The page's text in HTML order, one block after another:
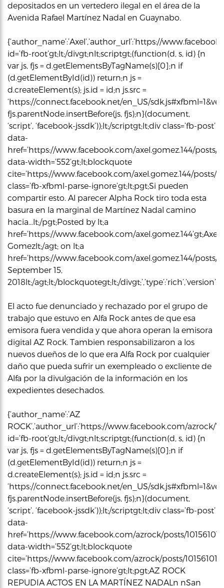
depositados en un vertedero ilegal en el área de la
Avenida Rafael Martínez Nadal en Guaynabo.
{‘author_name’:’Axel’,’author_url’:’https://
id=’fb-root’gt;lt;/divgt;nlt;scriptgt;(function(d, s, id) {n
var js, fjs = d.getElementsByTagName(s)[0];n if
(d.getElementById(id)) return;n js =
d.createElement(s); js.id = id;n js.src =
‘https://connect.facebook.net/en_US/
fjs.parentNode.insertBefore(js, fjs);n}(document,
‘script’, ‘facebook-jssdk’));lt;/scriptgt;lt;div class=’fb-post’
data-
href=’https://www.facebook.com/axel.gomez.144/posts/
data-width=’552’gt;lt;blockquote
cite=’https://www.facebook.com/axel.gomez.144/posts/
class=’fb-xfbml-parse-ignore’gt;lt;pgt;Si pueden
compartir esto. Al parecer Alpha Rock tiro toda esta
basura en la marginal de Martínez Nadal camino
hacia…lt;/pgt;Posted by lt;a
href=’https://www.facebook.com/axel.gomez.144’gt;Axel
Gomezlt;/agt; on lt;a
href=’https://www.facebook.com/axel.gomez.144/posts/
September 15,
2018lt;/agt;lt;/blockquotegt;lt;/
El acto fue denunciado y rechazado por el grupo de
trabajo que estuvo en Alfa Rock antes de que esa
emisora fuera vendida y que ahora operan la emisora
digital AZ Rock. Tambien responsabilizaron a los
nuevos dueños de lo que era Alfa Rock por cualquier
daño que pueda sufrir un exempleado o excliente de
Alfa por la divulgación de la información en los
expedientes desechados.
{‘author_name’:’AZ
ROCK’,’author_url’:’https://www.facebook.com/azrock/
id=’fb-root’gt;lt;/divgt;nlt;scriptgt;(function(d, s, id) {n
var js, fjs = d.getElementsByTagName(s)[0];n if
(d.getElementById(id)) return;n js =
d.createElement(s); js.id = id;n js.src =
‘https://connect.facebook.net/en_US/
fjs.parentNode.insertBefore(js, fjs);n}(document,
‘script’, ‘facebook-jssdk’));lt;/scriptgt;lt;div class=’fb-post’
data-
href=’https://www.facebook.com/azrock/posts/
data-width=’552’gt;lt;blockquote
cite=’https://www.facebook.com/azrock/posts/
class=’fb-xfbml-parse-ignore’gt;lt;pgt;AZ ROCK
REPUDIA ACTOS EN LA MARTÍNEZ NADALn nSan